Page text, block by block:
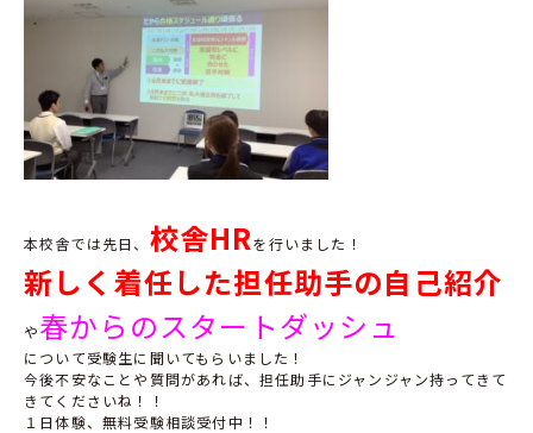
本校舎では先日、 校舎HRを行いました！
新しく着任した担任助手の自己紹介
や春からのスタートダッシュ
について受験生に聞いてもらいました！
今後不安なことや質問があれば、担任助手にジャンジャン持ってきて
きてくださいね！！
１日体験、無料受験相談受付中！！